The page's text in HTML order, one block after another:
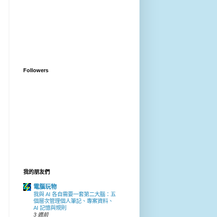
Followers
我的朋友們
電腦玩物
我與 AI 各自需要一套第二大腦：五
個層次管理個人筆記、專案資料、
AI 記憶與規則
3 週前